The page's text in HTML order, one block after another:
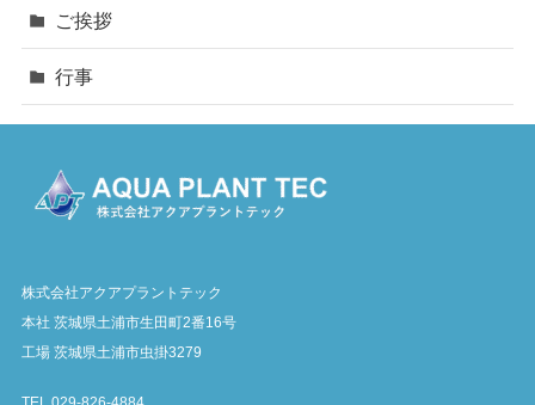
ご挨拶
行事
株式会社アクアプラントテック
本社 茨城県土浦市生田町2番16号
工場 茨城県土浦市虫掛3279